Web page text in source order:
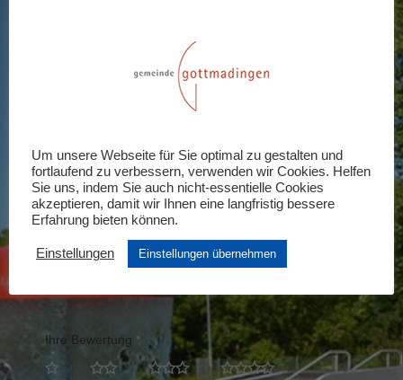
Share
on
LinkedIn
on
on
Schreiben Sie die erste Rezension für
„Familien-Einzeleintritt (2 Elternteile)
incl. Kinder/Jugendliche“
Ihre E-Mail-Adresse wird nicht veröffentlicht.
Ihre Bewertung *
Um unsere Webseite für Sie optimal zu gestalten und
fortlaufend zu verbessern, verwenden wir Cookies. Helfen
Sie uns, indem Sie auch nicht-essentielle Cookies
akzeptieren, damit wir Ihnen eine langfristig bessere
Erfahrung bieten können.
Einstellungen Einstellungen übernehmen